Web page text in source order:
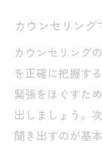
は
リラク
リング
エステ
を狙う
カウンセリン
カウンセリング
を正確に把握す
緊張をほぐすた
出しましょう。
聞き出すのが基本